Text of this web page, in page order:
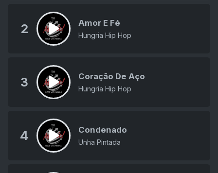
2 Amor E Fé
Hungria Hip Hop
3 Coração De Aço
Hungria Hip Hop
4 Condenado
Unha Pintada